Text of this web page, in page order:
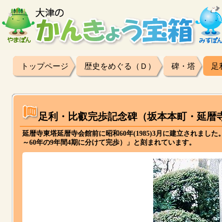
トップページ 歴史をめぐる（Ｄ） 碑・塔 足
足利・比叡完歩記念碑（坂本本町・延暦
延暦寺東塔延暦寺会館前に昭和60年(1985)3月に建立されまし
～60年の9年間4期に分けて完歩）」と刻まれています。